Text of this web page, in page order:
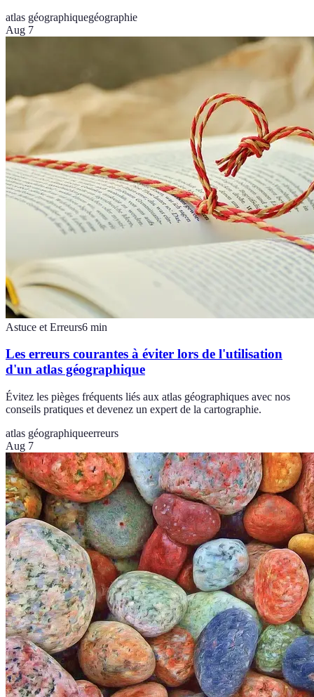
atlas géographiquegéographie
Aug 7
Astuce et Erreurs6 min
Les erreurs courantes à éviter lors de l'utilisation
d'un atlas géographique
Évitez les pièges fréquents liés aux atlas géographiques avec nos
conseils pratiques et devenez un expert de la cartographie.
atlas géographiqueerreurs
Aug 7